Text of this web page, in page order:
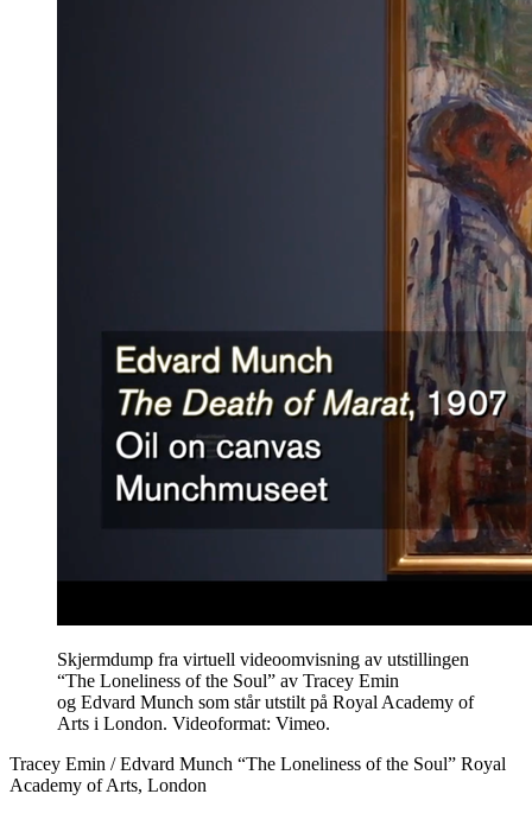
Skjermdump fra virtuell videoomvisning av utstillingen
“The Loneliness of the Soul” av Tracey Emin
og Edvard Munch som står utstilt på Royal Academy of
Arts i London. Videoformat: Vimeo.
Tracey Emin / Edvard Munch “The Loneliness of the Soul” Royal
Academy of Arts, London